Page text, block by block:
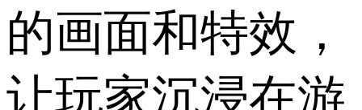
的画面和特效，
让玩家沉浸在游